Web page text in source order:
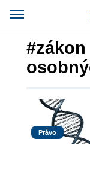
Právo